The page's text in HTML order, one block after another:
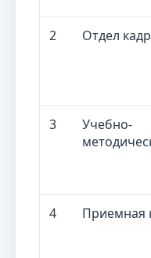
2 Отдел
3
Учебно-
4 Приемная